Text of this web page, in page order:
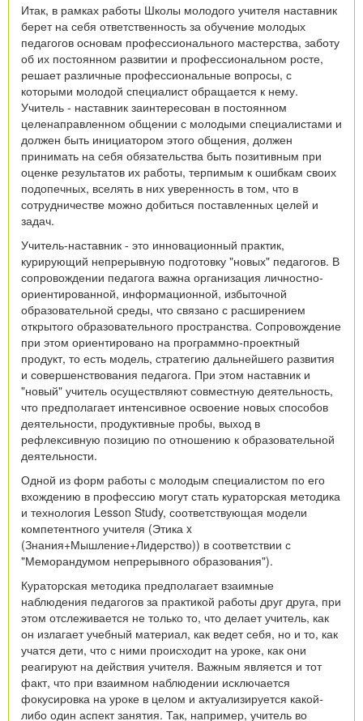
Итак, в рамках работы Школы молодого учителя наставник
берет на себя ответственность за обучение молодых
педагогов основам профессионального мастерства, заботу
об их постоянном развитии и профессиональном росте,
решает различные профессиональные вопросы, с
которыми молодой специалист обращается к нему.
Учитель - наставник заинтересован в постоянном
целенаправленном общении с молодыми специалистами и
должен быть инициатором этого общения, должен
принимать на себя обязательства быть позитивным при
оценке результатов их работы, терпимым к ошибкам своих
подопечных, вселять в них уверенность в том, что в
сотрудничестве можно добиться поставленных целей и
задач.
Учитель-наставник - это инновационный практик,
курирующий непрерывную подготовку "новых" педагогов. В
сопровождении педагога важна организация личностно-
ориентированной, информационной, избыточной
образовательной среды, что связано с расширением
открытого образовательного пространства. Сопровождение
при этом ориентировано на программно-проектный
продукт, то есть модель, стратегию дальнейшего развития
и совершенствования педагога. При этом наставник и
"новый" учитель осуществляют совместную деятельность,
что предполагает интенсивное освоение новых способов
деятельности, продуктивные пробы, выход в
рефлексивную позицию по отношению к образовательной
деятельности.
Одной из форм работы с молодым специалистом по его
вхождению в профессию могут стать кураторская методика
и технология Lesson Study, соответствующая модели
компетентного учителя (Этика x
(Знания+Мышление+Лидерство)) в соответствии с
"Меморандумом непрерывного образования").
Кураторская методика предполагает взаимные
наблюдения педагогов за практикой работы друг друга, при
этом отслеживается не только то, что делает учитель, как
он излагает учебный материал, как ведет себя, но и то, как
учатся дети, что с ними происходит на уроке, как они
реагируют на действия учителя. Важным является и тот
факт, что при взаимном наблюдении исключается
фокусировка на уроке в целом и актуализируется какой-
либо один аспект занятия. Так, например, учитель во